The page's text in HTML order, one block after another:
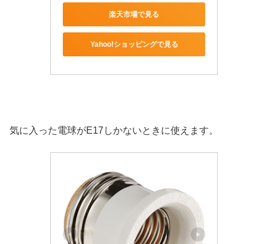
楽天市場で見る
Yahoo!ショッピングで見る
気に入った電球がE17しかないときに使えます。